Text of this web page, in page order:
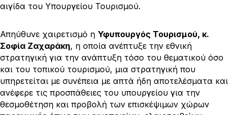
αιγίδα του Υπουργείου Τουρισμού.
Απηύθυνε χαιρετισμό η Υφυπουργός Τουρισμού, κ.
Σοφία Ζαχαράκη, η οποία ανέπτυξε την εθνική
στρατηγική για την ανάπτυξη τόσο του θεματικού όσο
και του τοπικού τουρισμού, μια στρατηγική που
υπηρετείται με συνέπεια με απτά ήδη αποτελέσματα και
ανέφερε τις προσπάθειες του υπουργείου για την
θεσμοθέτηση και προβολή των επισκέψιμων χώρων